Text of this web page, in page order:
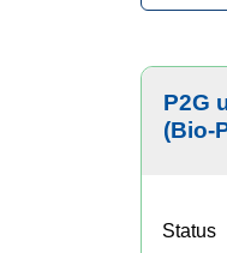
op
Thema
P2G
(Bio-
Status